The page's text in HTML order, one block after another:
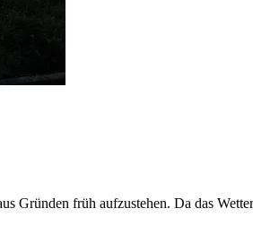
Gründen früh aufzustehen. Da das